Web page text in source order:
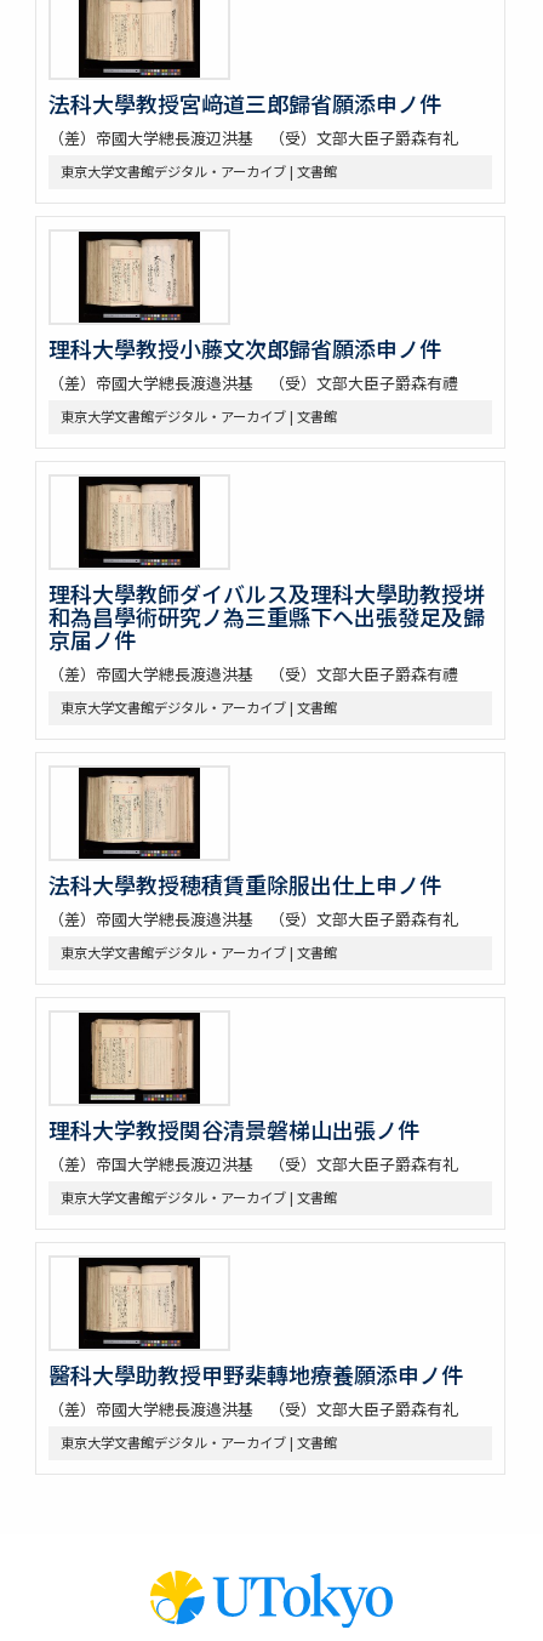
法科大學教授宮﨑道三郎歸省願添申ノ件
（差）帝國大学總長渡辺洪基 （受）文部大臣子爵森有礼
東京大学文書館デジタル・アーカイブ | 文書館
理科大學教授小藤文次郎歸省願添申ノ件
（差）帝國大学總長渡邉洪基 （受）文部大臣子爵森有禮
東京大学文書館デジタル・アーカイブ | 文書館
理科大學教師ダイバルス及理科大學助教授垪
和為昌學術研究ノ為三重縣下ヘ出張發足及歸
京届ノ件
（差）帝國大学總長渡邉洪基 （受）文部大臣子爵森有禮
東京大学文書館デジタル・アーカイブ | 文書館
法科大學教授穂積賃重除服出仕上申ノ件
（差）帝國大学總長渡邉洪基 （受）文部大臣子爵森有礼
東京大学文書館デジタル・アーカイブ | 文書館
理科大学教授関谷清景磐梯山出張ノ件
（差）帝国大学總長渡辺洪基 （受）文部大臣子爵森有礼
東京大学文書館デジタル・アーカイブ | 文書館
醫科大學助教授甲野棐轉地療養願添申ノ件
（差）帝國大学總長渡邉洪基 （受）文部大臣子爵森有礼
東京大学文書館デジタル・アーカイブ | 文書館